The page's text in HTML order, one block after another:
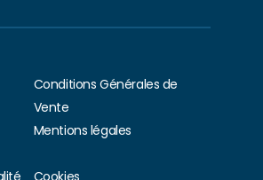
Conditions Générales de
Vente
Mentions légales
Cookies